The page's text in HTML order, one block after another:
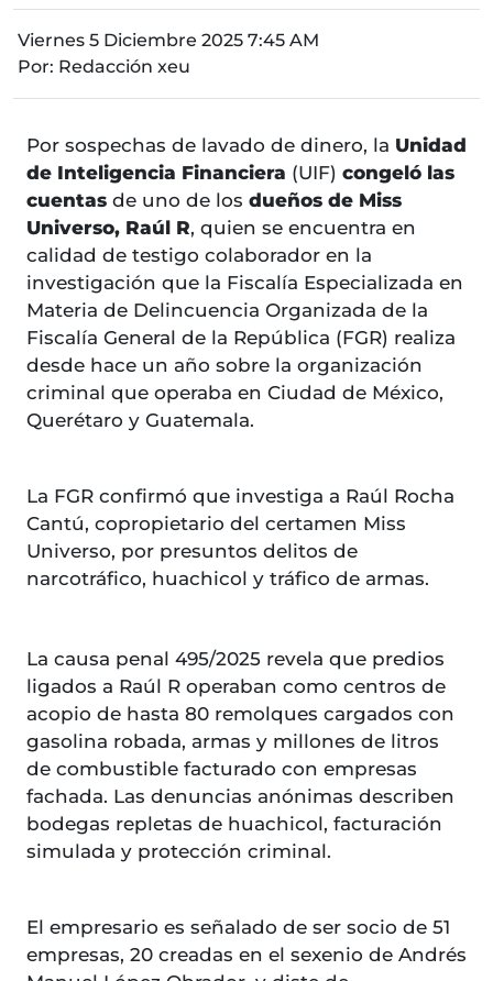
Viernes 5 Diciembre 2025 7:45 AM
Por: Redacción xeu
Por sospechas de lavado de dinero, la Unidad
de Inteligencia Financiera (UIF) congeló las
cuentas de uno de los dueños de Miss
Universo, Raúl R, quien se encuentra en
calidad de testigo colaborador en la
investigación que la Fiscalía Especializada en
Materia de Delincuencia Organizada de la
Fiscalía General de la República (FGR) realiza
desde hace un año sobre la organización
criminal que operaba en Ciudad de México,
Querétaro y Guatemala.
La FGR confirmó que investiga a Raúl Rocha
Cantú, copropietario del certamen Miss
Universo, por presuntos delitos de
narcotráfico, huachicol y tráfico de armas.
La causa penal 495/2025 revela que predios
ligados a Raúl R operaban como centros de
acopio de hasta 80 remolques cargados con
gasolina robada, armas y millones de litros
de combustible facturado con empresas
fachada. Las denuncias anónimas describen
bodegas repletas de huachicol, facturación
simulada y protección criminal.
El empresario es señalado de ser socio de 51
empresas, 20 creadas en el sexenio de Andrés